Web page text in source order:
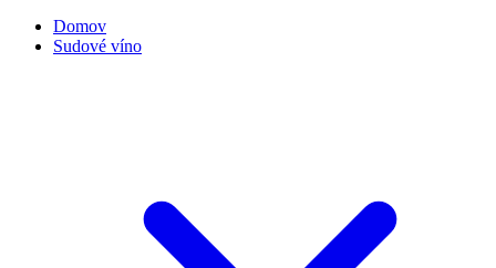
Domov
Sudové víno